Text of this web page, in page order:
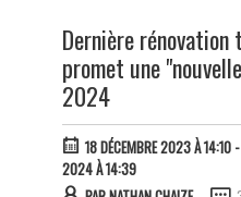
Dernière rénovation
promet une
2024
18 DÉCEMBRE 2023 À 14:10-
2024 À 14:39